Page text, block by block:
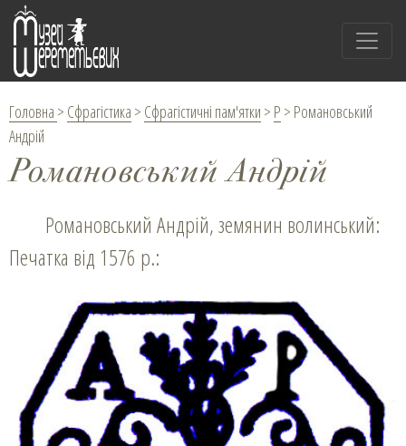
Головна > Сфрагістика > Сфрагістичні пам'ятки > Р > Романовський
Андрій
Романовський Андрій
Романовський Андрій, земянин волинський:
Печатка від 1576 р.: